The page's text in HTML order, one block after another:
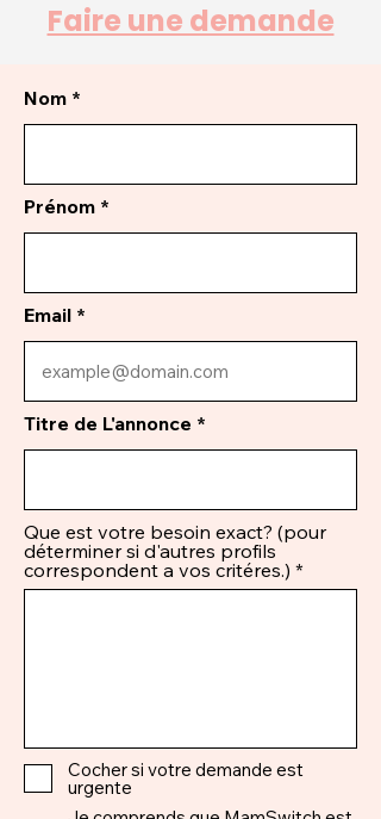
Faire une demande
Nom
Prénom
Email
Titre de L'annonce
Que est votre besoin exact? (pour
déterminer si d'autres profils
correspondent a vos critéres.)
Cocher si votre demande est
urgente